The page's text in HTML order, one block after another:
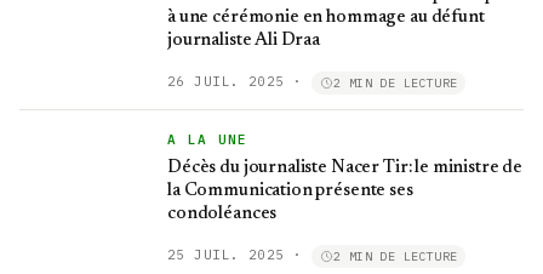
à une cérémonie en hommage au défunt
journaliste Ali Draa
26 JUIL. 2025 · 2 MIN DE LECTURE
A LA UNE
Décès du journaliste Nacer Tir: le ministre de
la Communication présente ses
condoléances
25 JUIL. 2025 · 2 MIN DE LECTURE